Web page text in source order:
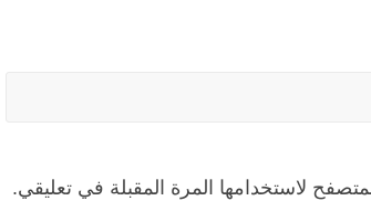
لاستخدامها المرة المقبلة في تعليقي.